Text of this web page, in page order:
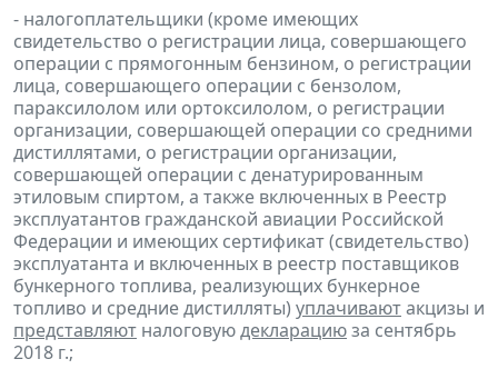
- налогоплательщики (кроме имеющих
свидетельство о регистрации лица, совершающего
операции с прямогонным бензином, о регистрации
лица, совершающего операции с бензолом,
параксилолом или ортоксилолом, о регистрации
организации, совершающей операции со средними
дистиллятами, о регистрации организации,
совершающей операции с денатурированным
этиловым спиртом, а также включенных в Реестр
эксплуатантов гражданской авиации Российской
Федерации и имеющих сертификат (свидетельство)
эксплуатанта и включенных в реестр поставщиков
бункерного топлива, реализующих бункерное
топливо и средние дистилляты) уплачиваютакцизы и
представляют налоговуюдекларациюза сентябрь
2018 г.;